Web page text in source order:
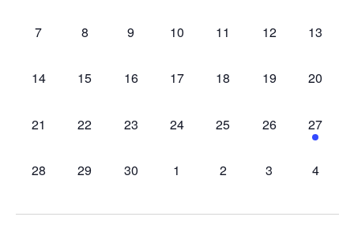
0
7
0
8
0
9
0
10
0
11
0
12
0
13
0
14
0
15
0
16
0
17
0
18
0
19
0
20
0
21
0
22
0
23
0
24
0
VERANSTALTUNGEN,
25
0
26
1
27
0
28
0
29
0
30
0
1
0
2
0
3
0
4